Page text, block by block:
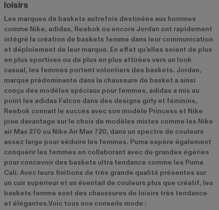
loisirs
Les marques de baskets autrefois destinées aux hommes
comme Nike, adidas, Reebok ou encore Jordan ont rapidement
intégré la création de baskets femme dans leur communication
et déploiement de leur marque. En effet qu’elles soient de plus
en plus sportives ou de plus en plus attirées vers un look
casual, les femmes portent volontiers des baskets. Jordan,
marque prédominante dans la chaussure de basket a ainsi
conçu des modèles spéciaux pour femmes, adidas a mis au
point les adidas Falcon dans des designs girly et féminins,
Reebok connait le succès avec son modèle Princess et Nike
joue davantage sur le choix de modèles mixtes comme les Nike
air Max 270 ou Nike Air Max 720, dans un spectre de couleurs
assez large pour séduire les femmes. Puma espère également
conquérir les femmes en collaborant avec de grandes égéries
pour concevoir des baskets ultra tendance comme les Puma
Cali. Avec leurs finitions de très grande qualité présentes sur
un cuir supérieur et un éventail de couleurs plus que créatif, les
baskets femme sont des chaussures de loisirs très tendance
et élégantes.Voic tous nos conseils mode :